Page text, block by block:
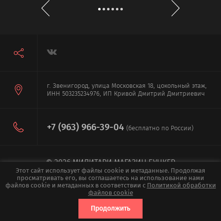
г. Звенигород, улица Московская 18, цокольный этаж,
ИНН 503235234976, ИП Кривой Дмитрий Дмитриевич
+7 (963) 966-39-04 (бесплатно по России)
© 2026 МИЛИТАРИ МАГАЗИН БУНКЕР
ПОЛИТИКА КОНФИДЕНЦИАЛЬНОСТИ
Мегагрупп.ру
Этот сайт использует файлы cookie и метаданные. Продолжая
просматривать его, вы соглашаетесь на использование нами
файлов cookie и метаданных в соответствии с Политикой обработки
файлов cookie
Продолжить